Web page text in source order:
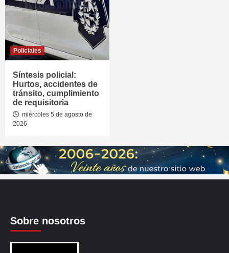
Policiales
Síntesis policial:
Hurtos, accidentes de
tránsito, cumplimiento
de requisitoria
miércoles 5 de agosto de
2026
Sobre nosotros